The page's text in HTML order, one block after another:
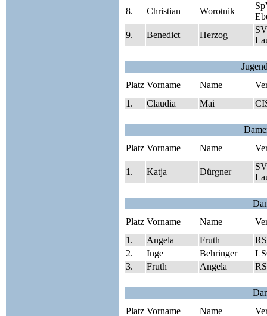
8.
Christian Worotnik
9.
Benedict Herzog
Platz Vorname Name
1.
Claudia Mai
Platz Vorname Name
1. Katja Dürgner
Platz Vorname Name
1.
Angela Fruth
2.
Inge Behringer
3.
Fruth Angela
Platz Vorname Name